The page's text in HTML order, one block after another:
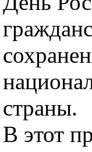
страны.
В этот